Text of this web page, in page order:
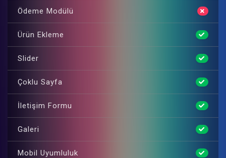
Ödeme Modülü
Ürün Ekleme
Slider
Çoklu Sayfa
İletişim Formu
Galeri
Mobil Uyumluluk